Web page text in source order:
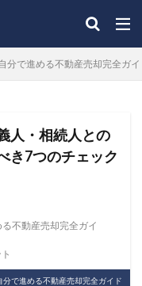
分で進める不動産売却完全ガ
人・相続人との
き7つのチェック
不動産売却完全ガイ
で進める不動産売却完全ガイド